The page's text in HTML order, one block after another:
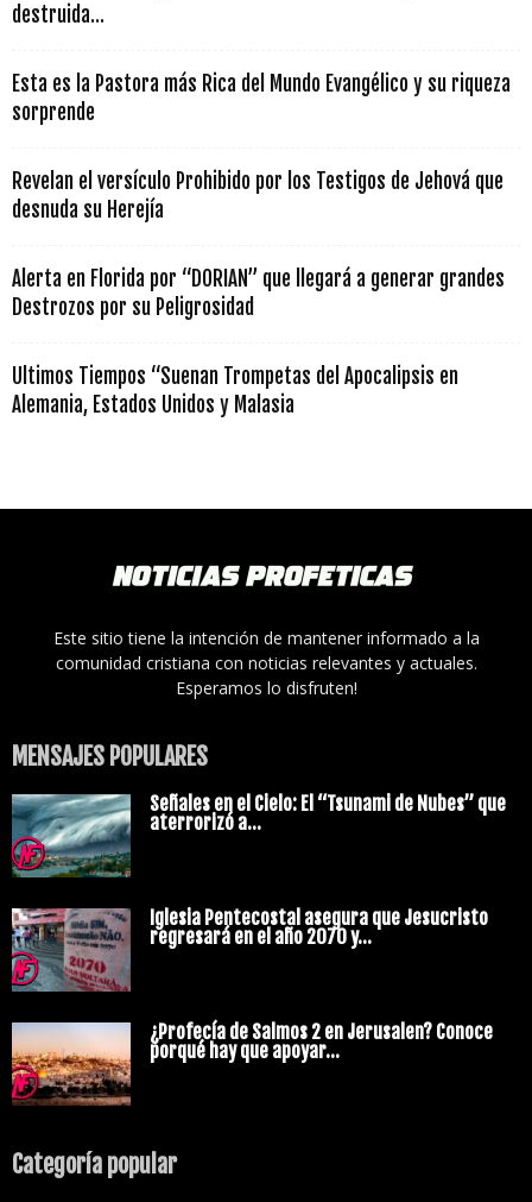
destruida...
Esta es la Pastora más Rica del Mundo Evangélico y su riqueza
sorprende
Revelan el versículo Prohibido por los Testigos de Jehová que
desnuda su Herejía
Alerta en Florida por “DORIAN” que llegará a generar grandes
Destrozos por su Peligrosidad
Ultimos Tiempos “Suenan Trompetas del Apocalipsis en
Alemania, Estados Unidos y Malasia
Este sitio tiene la intención de mantener informado a la
comunidad cristiana con noticias relevantes y actuales.
Esperamos lo disfruten!
MENSAJES POPULARES
Señales en el Cielo: El “Tsunami de Nubes” que
aterrorizó a...
Iglesia Pentecostal asegura que Jesucristo
regresará en el año 2070 y...
¿Profecía de Salmos 2 en Jerusalen? Conoce
porqué hay que apoyar...
Categoría popular